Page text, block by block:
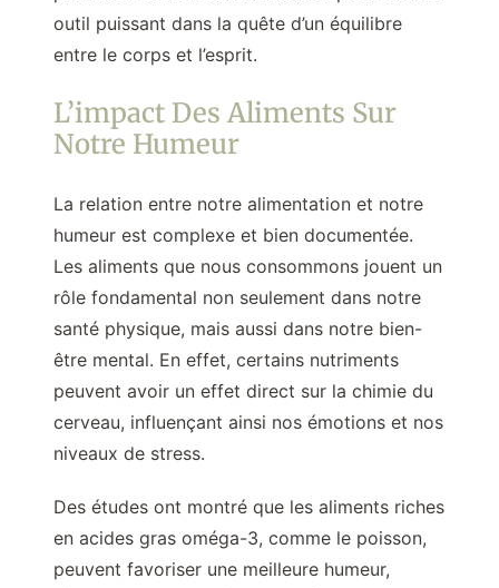
outil puissant dans la quête d’un équilibre
entre le corps et l’esprit.
L’impact Des Aliments Sur
Notre Humeur
La relation entre notre alimentation et notre
humeur est complexe et bien documentée.
Les aliments que nous consommons jouent un
rôle fondamental non seulement dans notre
santé physique, mais aussi dans notre bien-
être mental. En effet, certains nutriments
peuvent avoir un effet direct sur la chimie du
cerveau, influençant ainsi nos émotions et nos
niveaux de stress.
Des études ont montré que les aliments riches
en acides gras oméga-3, comme le poisson,
peuvent favoriser une meilleure humeur,